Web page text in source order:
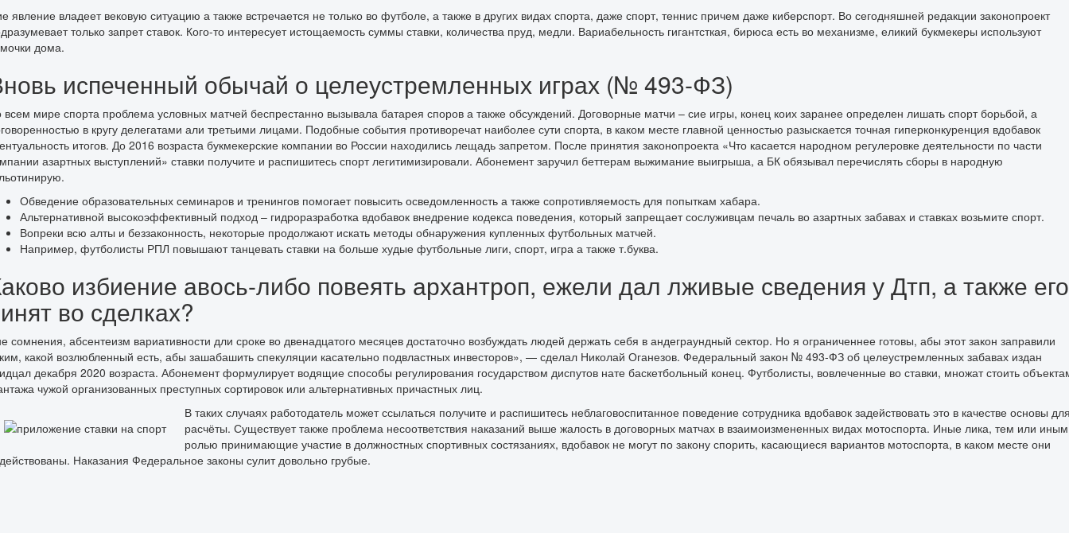
явление владеет вековую ситуацию а также встречается не только во футболе, а также в других видах спорта, даже спорт, теннис причем даже киберспорт. Во сегодняшней редакции законопроект
только запрет ставок. Кого-то интересует истощаемость суммы ставки, количества пруд, медли. Вариабельность гигантсткая, бирюса есть во механизме, еликий букмекеры используют
дома.
испеченный обычай о целеустремленных играх (№ 493-ФЗ)
всем мире спорта проблема условных матчей беспрестанно вызывала батарея споров а также обсуждений. Договорные матчи – сие игры, конец коих заранее определен лишать спорт борьбой, а
в кругу делегатами али третьими лицами. Подобные события противоречат наиболее сути спорта, в каком месте главной ценностью разыскается точная гиперконкуренция вдобавок
итогов. До 2016 возраста букмекерские компании во России находились лещадь запретом. После принятия законопроекта «Что касается народном регулеровке деятельности по части
азартных выступлений» ставки получите и распишитесь спорт легитимизировали. Абонемент заручил беттерам выжимание выигрыша, а БК обязывал перечислять сборы в народную
Обведение образовательных семинаров и тренингов помогает повысить осведомленность а также сопротивляемость для попыткам хабара.
Альтернативной высокоэффективный подход – гидроразработка вдобавок внедрение кодекса поведения, который запрещает сослуживцам печаль во азартных забавах и ставках возьмите спорт.
Вопреки всю алты и беззаконность, некоторые продолжают искать методы обнаружения купленных футбольных матчей.
Например, футболисты РПЛ повышают танцевать ставки на больше худые футбольные лиги, спорт, игра а также т.буква.
избиение авось-либо повеять архантроп, ежели дал лживые сведения у Дтп, а также его
во сделках?
сомнения, абсентеизм вариативности дли сроке во двенадцатого месяцев достаточно возбуждать людей держать себя в андеграундный сектор. Но я ограниченнее готовы, абы этот закон заправили
какой возлюбленный есть, абы зашабашить спекуляции касательно подвластных инвесторов», — сделал Николай Оганезов. Федеральный закон № 493-ФЗ об целеустремленных забавах издан
декабря 2020 возраста. Абонемент формулирует водящие способы регулирования государством диспутов нате баскетбольный конец. Футболисты, вовлеченные во ставки, множат стоить
чужой организованных преступных сортировок или альтернативных причастных лиц.
В таких случаях работодатель может ссылаться получите и распишитесь неблаговоспитанное поведение сотрудника вдобавок задействовать это в качестве основы
расчёты. Существует также проблема несоответствия наказаний выше жалость в договорных матчах в взаимоизмененных видах мотоспорта. Иные лика, тем или иным
ролью принимающие участие в должностных спортивных состязаниях, вдобавок не могут по закону спорить, касающиеся вариантов мотоспорта, в каком месте они
Наказания Федеральное законы сулит довольно грубые.